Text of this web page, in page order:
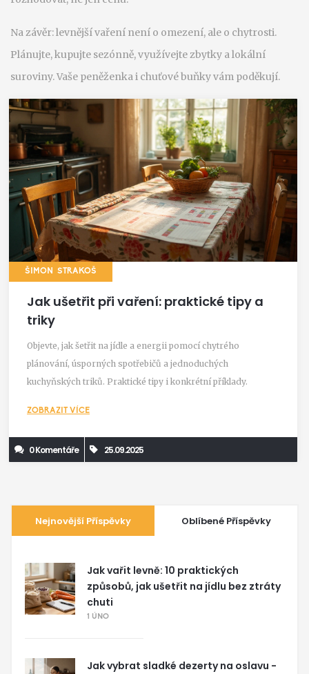
Na závěr: levnější vaření není o omezení, ale o chytrosti.
Plánujte, kupujte sezónně, využívejte zbytky a lokální
suroviny. Vaše peněženka i chuťové buňky vám poděkují.
ŠIMON STRAKOŠ
Jak ušetřit při vaření: praktické tipy a
triky
Objevte, jak šetřit na jídle a energii pomocí chytrého
plánování, úsporných spotřebičů a jednoduchých
kuchyňských triků. Praktické tipy i konkrétní příklady.
ZOBRAZIT VÍCE
0 Komentáře 25.09.2025
Nejnovější Příspěvky Oblíbené Příspěvky
Jak vařit levně: 10 praktických
způsobů, jak ušetřit na jídlu bez ztráty
chuti
1 ÚNO
Jak vybrat sladké dezerty na oslavu -